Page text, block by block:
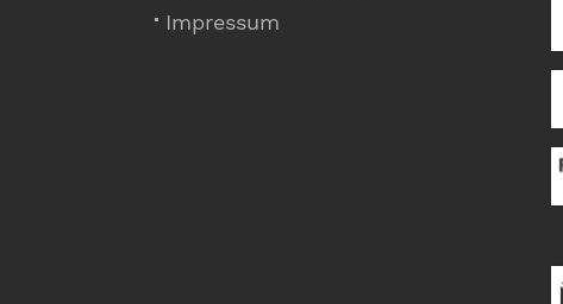
Impressum